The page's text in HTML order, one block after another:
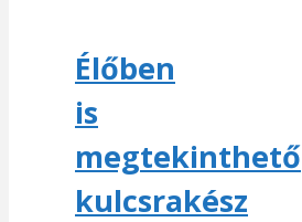
Élőben
is
megtekinthető
kulcsrakész